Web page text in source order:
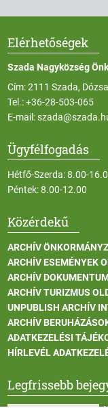
Elérhetőségek
Szada Nagyközség
Cím: 2111 Szada,
Tel.:+36-28-503-065
E-mail:
Ügyfélfogadás
Hétfő-Szerda: 8.00-
Péntek: 8.00-12.00
Közérdekű
ARCHÍV
ARCHÍV ESEMÉNYEK
ARCHÍV
ARCHÍV TURIZMUS
UNPUBLISH ARCHÍV
ARCHÍV
ADATKEZELÉSI
HÍRLEVÉL
Legfrissebb